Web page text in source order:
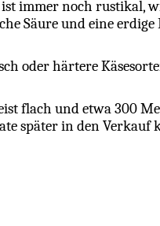
immer noch rustikal,
Säure und eine
oder härtere
flach und etwa 300
später in den Verkauf